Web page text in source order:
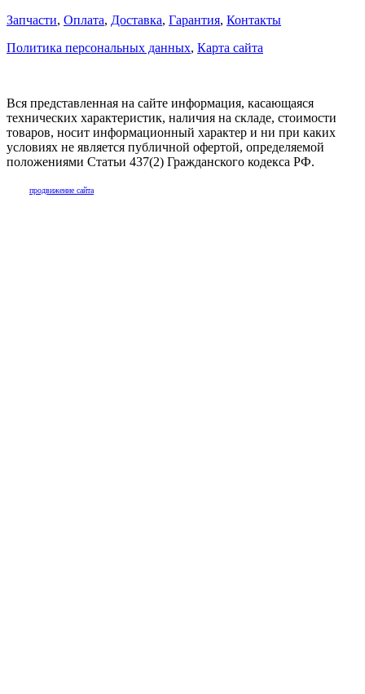
Запчасти, Оплата, Доставка, Гарантия, Контакты
Политика персональных данных, Карта сайта
Вся представленная на сайте информация, касающаяся
технических характеристик, наличия на складе, стоимости
товаров, носит информационный характер и ни при каких
условиях не является публичной офертой, определяемой
положениями Статьи 437(2) Гражданского кодекса РФ.
продвижение сайта